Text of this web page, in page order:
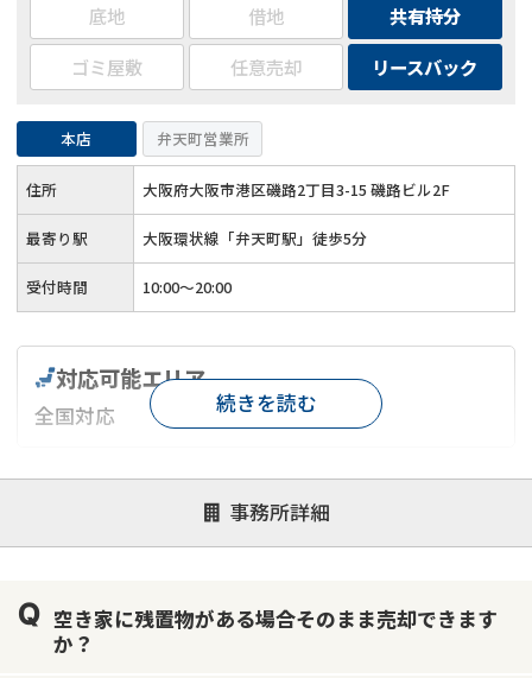
底地
借地
共有持分
ゴミ屋敷
任意売却 リースバック
本店 弁天町営業所
住所 大阪府大阪市港区磯路2丁目3-15 磯路ビル2F
最寄り駅 大阪環状線「弁天町駅」徒歩5分
受付時間 10:00～20:00
事務所詳細
対応可能エリア
全国対応
対応が親身 オンライン面談可能
レスポンスが早い
1億円以上の買取可
続きを読む
空き家に残置物がある場合そのまま売却できます
か？